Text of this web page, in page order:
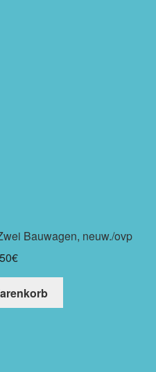
Bauwagen, neuw./ovp
€